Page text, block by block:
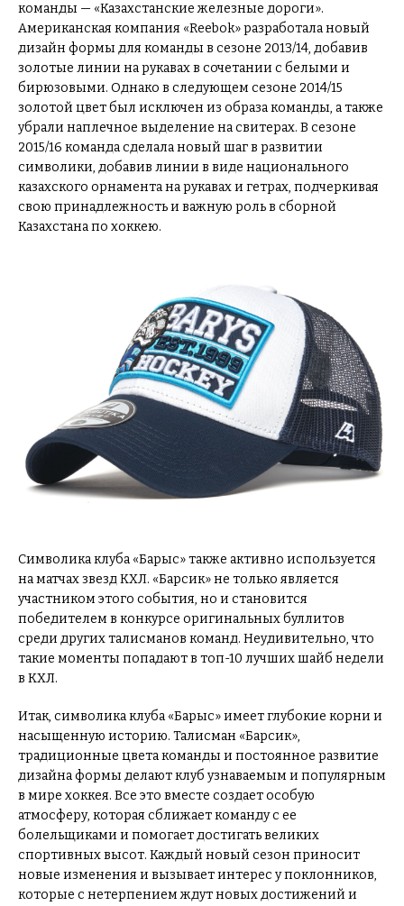
команды — «Казахстанские железные дороги».
Американская компания «Reebok» разработала новый
дизайн формы для команды в сезоне 2013/14, добавив
золотые линии на рукавах в сочетании с белыми и
бирюзовыми. Однако в следующем сезоне 2014/15
золотой цвет был исключен из образа команды, а также
убрали наплечное выделение на свитерах. В сезоне
2015/16 команда сделала новый шаг в развитии
символики, добавив линии в виде национального
казахского орнамента на рукавах и гетрах, подчеркивая
свою принадлежность и важную роль в сборной
Казахстана по хоккею.
Символика клуба «Барыс» также активно используется
на матчах звезд КХЛ. «Барсик» не только является
участником этого события, но и становится
победителем в конкурсе оригинальных буллитов
среди других талисманов команд. Неудивительно, что
такие моменты попадают в топ-10 лучших шайб недели
в КХЛ.
Итак, символика клуба «Барыс» имеет глубокие корни и
насыщенную историю. Талисман «Барсик»,
традиционные цвета команды и постоянное развитие
дизайна формы делают клуб узнаваемым и популярным
в мире хоккея. Все это вместе создает особую
атмосферу, которая сближает команду с ее
болельщиками и помогает достигать великих
спортивных высот. Каждый новый сезон приносит
новые изменения и вызывает интерес у поклонников,
которые с нетерпением ждут новых достижений и